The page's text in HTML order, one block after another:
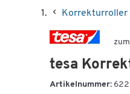
Korrekturroller
tesa
Artikelnummer: